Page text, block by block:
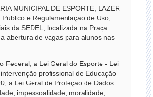
MUNICIPAL DE ESPORTE, LAZER
e Regulamentação de Uso,
da SEDEL, localizada na Praça
abertura de vagas para alunos nas
Federal, a Lei Geral do Esporte - Lei
profissional de Educação
a Lei Geral de Proteção de Dados
impessoalidade, moralidade,